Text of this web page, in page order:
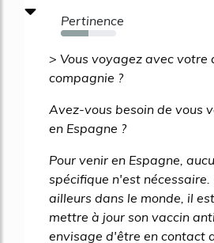
Pertinence
50%
> Vous voyagez avec votre
compagnie ?
Avez-vous besoin de vous
en Espagne ?
Pour venir en Espagne,
spécifique n'est
ailleurs dans le monde, il
mettre à jour son vaccin
envisage d'être en contact